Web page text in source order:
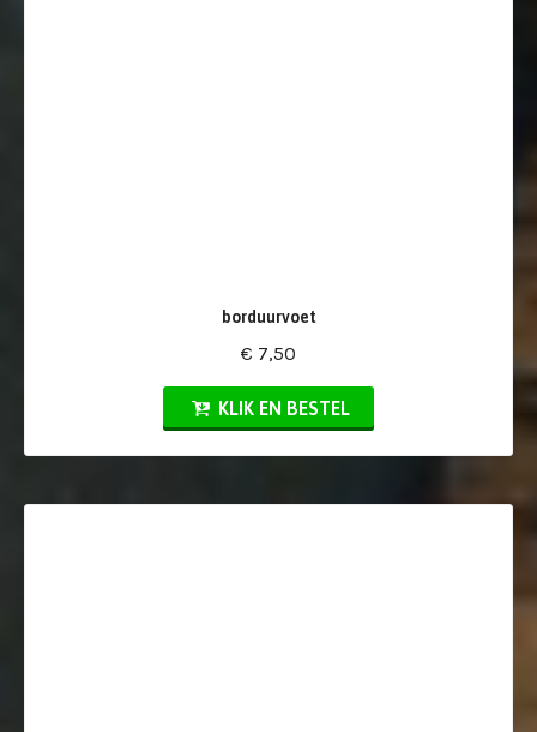
borduurvoet
€ 7,50
KLIK EN BESTEL